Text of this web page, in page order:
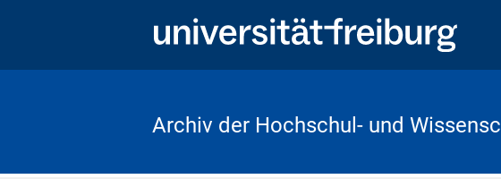
Archiv der Hochschul- und